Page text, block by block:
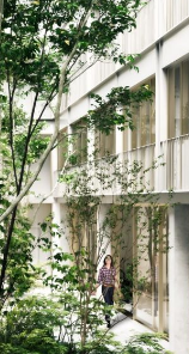
BENDOR
de l'île de